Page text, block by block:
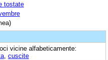
tostate
vicine alfabeticamente:
cuscite